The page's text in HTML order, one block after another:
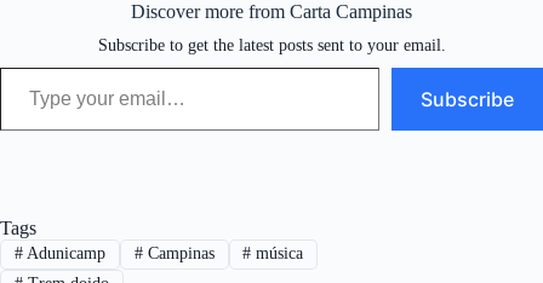
Discover more from Carta Campinas
Subscribe to get the latest posts sent to your email.
Type your email…
Subscribe
Tags
#Adunicamp #Campinas # música